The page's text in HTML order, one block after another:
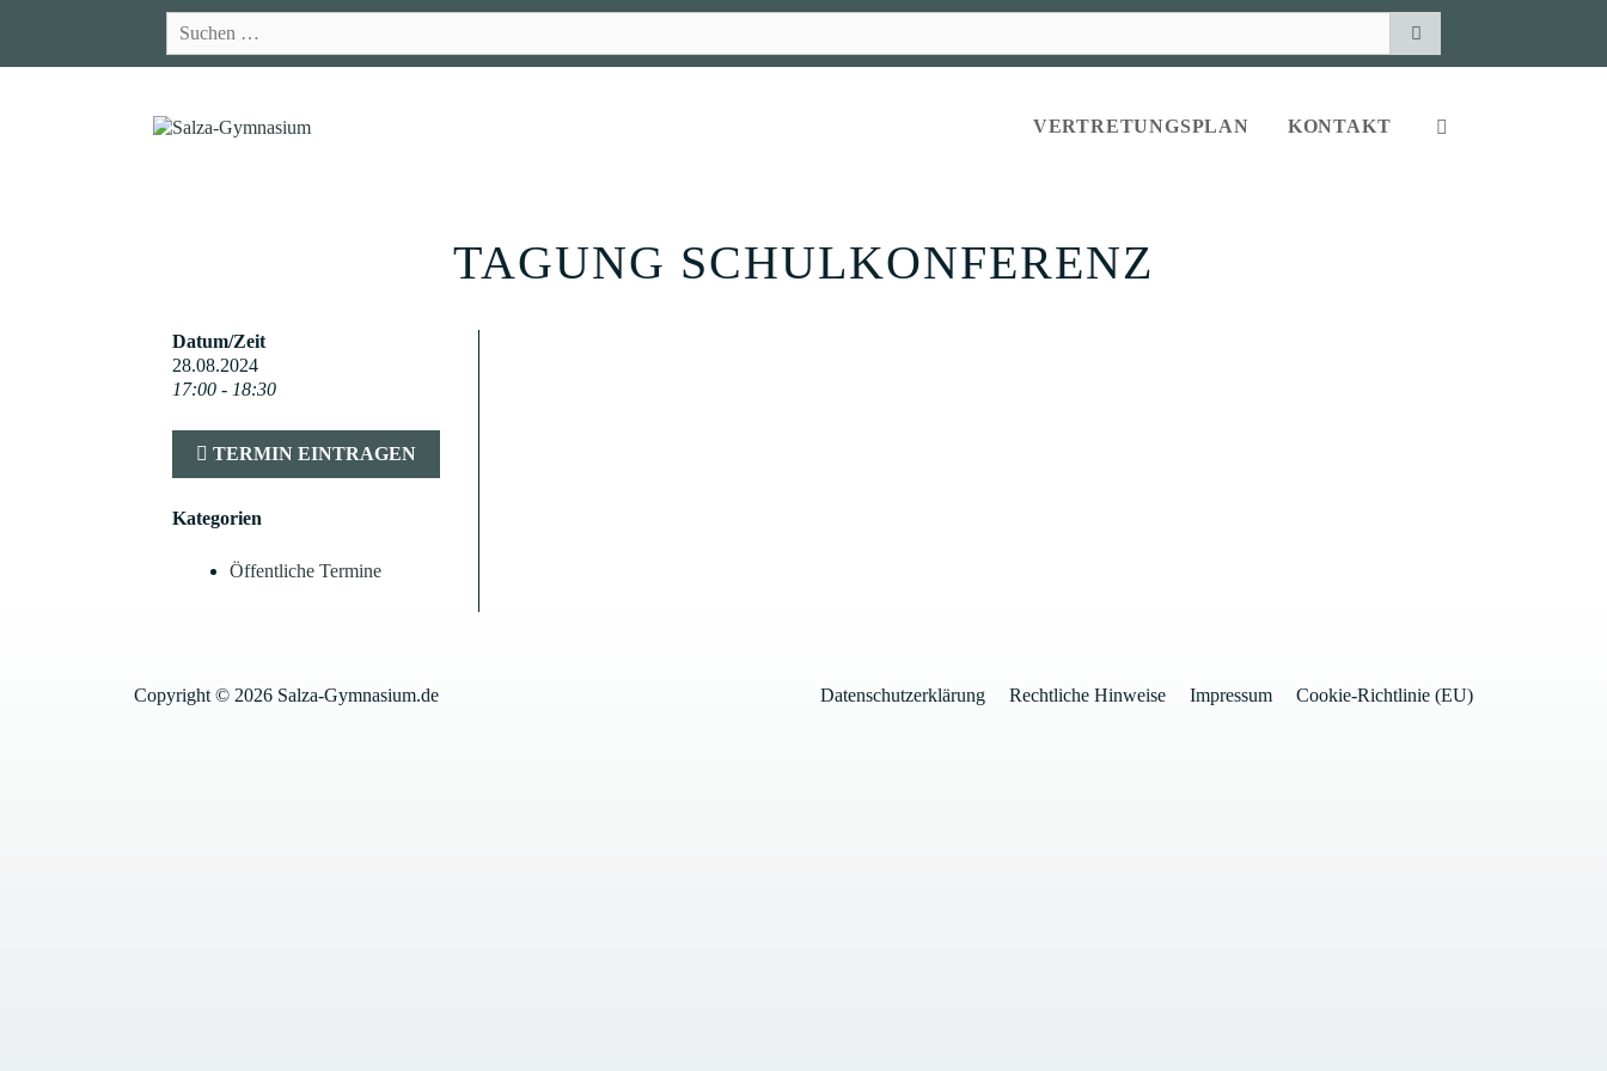
nach:
VERTRETUNGSPLAN KONTAKT
TAGUNG SCHULKONFERENZ
Datum/Zeit
28.08.2024
17:00 - 18:30
TERMIN EINTRAGEN
Kategorien
Öffentliche Termine
Datenschutzerklärung Rechtliche Hinweise Impressum Cookie-Richtlinie (EU)
Copyright © 2026 Salza-Gymnasium.de